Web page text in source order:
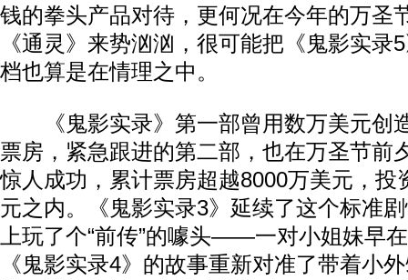
钱的拳头产品对待，更何况在今年的万圣
《通灵》来势汹汹，很可能把《鬼影实录
档也算是在情理之中。
《鬼影实录》第一部曾用数万美元创
票房，紧急跟进的第二部，也在万圣节前
惊人成功，累计票房超越8000万美元，投
元之内。《鬼影实录3》延续了这个标准
上玩了个“前传”的噱头——一对小姐妹早
《鬼影实录4》的故事重新对准了带着小